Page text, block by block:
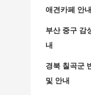
애견카페 안내
부산 중구 감
내
경북 칠곡군
및 안내